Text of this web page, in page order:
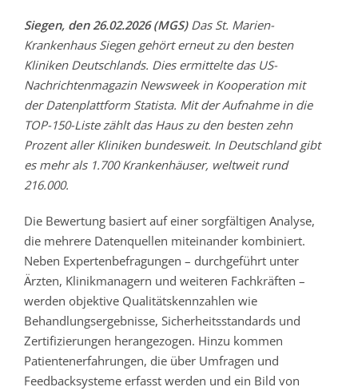
Siegen, den 26.02.2026 (MGS) Das St. Marien-
Krankenhaus Siegen gehört erneut zu den besten
Kliniken Deutschlands. Dies ermittelte das US-
Nachrichtenmagazin Newsweek in Kooperation mit
der Datenplattform Statista. Mit der Aufnahme in die
TOP-150-Liste zählt das Haus zu den besten zehn
Prozent aller Kliniken bundesweit. In Deutschland gibt
es mehr als 1.700 Krankenhäuser, weltweit rund
216.000.
Die Bewertung basiert auf einer sorgfältigen Analyse,
die mehrere Datenquellen miteinander kombiniert.
Neben Expertenbefragungen – durchgeführt unter
Ärzten, Klinikmanagern und weiteren Fachkräften –
werden objektive Qualitätskennzahlen wie
Behandlungsergebnisse, Sicherheitsstandards und
Zertifizierungen herangezogen. Hinzu kommen
Patientenerfahrungen, die über Umfragen und
Feedbacksysteme erfasst werden und ein Bild von